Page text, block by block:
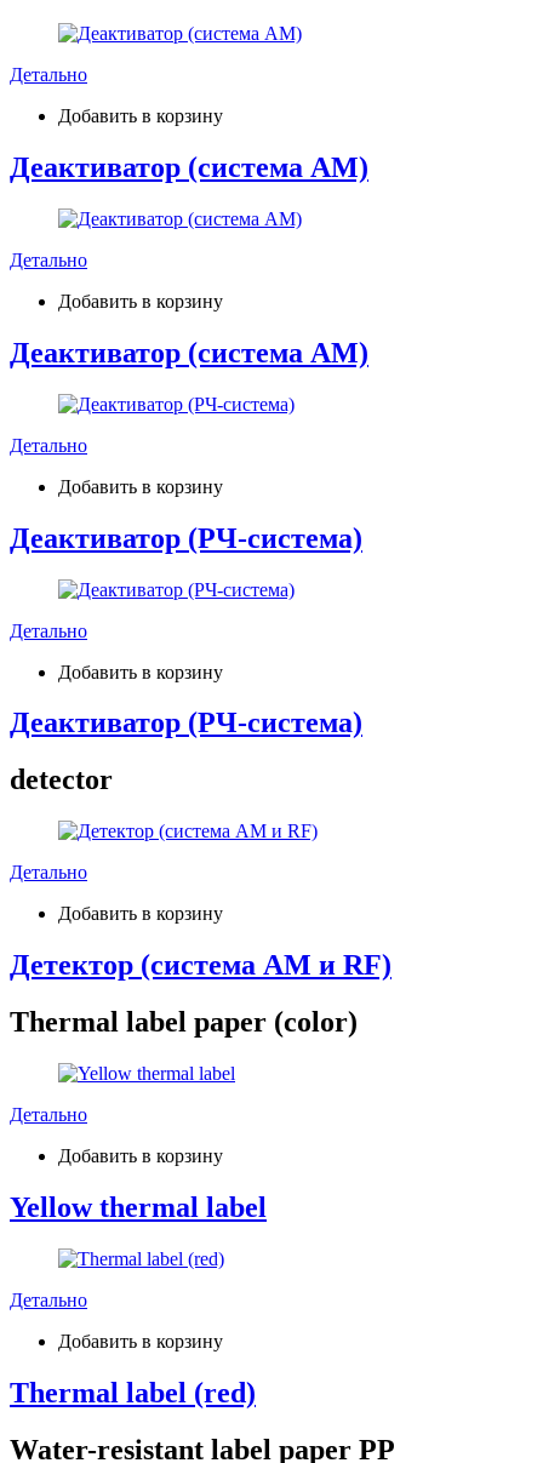
Детально
Добавить в корзину
Деактиватор (система АМ)
Детально
Добавить в корзину
Деактиватор (система АМ)
Детально
Добавить в корзину
Деактиватор (РЧ-система)
Детально
Добавить в корзину
Деактиватор (РЧ-система)
detector
Детально
Добавить в корзину
Детектор (система AM и RF)
Thermal label paper (color)
Детально
Добавить в корзину
Yellow thermal label
Детально
Добавить в корзину
Thermal label (red)
Water-resistant label paper PP